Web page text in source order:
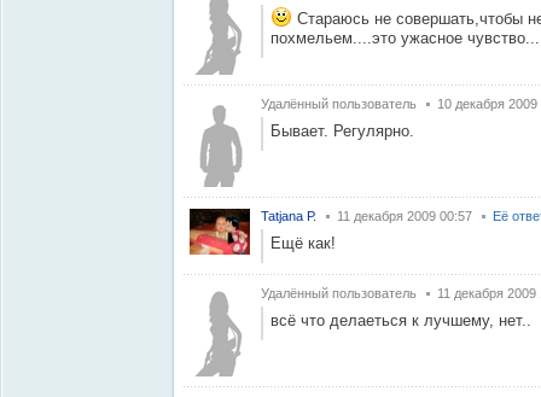
Стараюсь не совершать,чтобы
похмельем....это ужасное
Удалённый пользователь 10 декабря 2009
Бывает. Регулярно.
Tatjana Р. 11 декабря 2009 00:57 Её
Ещё как!
Удалённый пользователь 11 декабря 2009
всё что делаеться к лучшему, нет..